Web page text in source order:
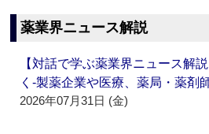
薬業界ニュース解説
【対話で学ぶ薬業界ニュース解
く‐製薬企業や医療、薬局・薬剤
2026年07月31日 (金)